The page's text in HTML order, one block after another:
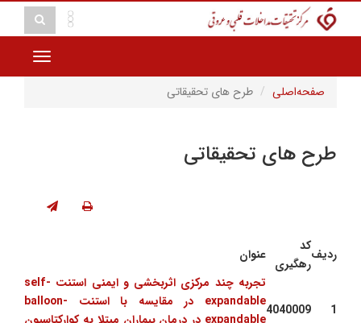
Toggle
صفحه‌اصلی
طرح های تحقیقاتی
طرح های تحقیقاتی
ردیفکد
رهگیری
عنوان
1
4040009
تجربه چند مرکزی اثربخشی و ایمنی استنت self-
expandable در مقایسه با استنت balloon-